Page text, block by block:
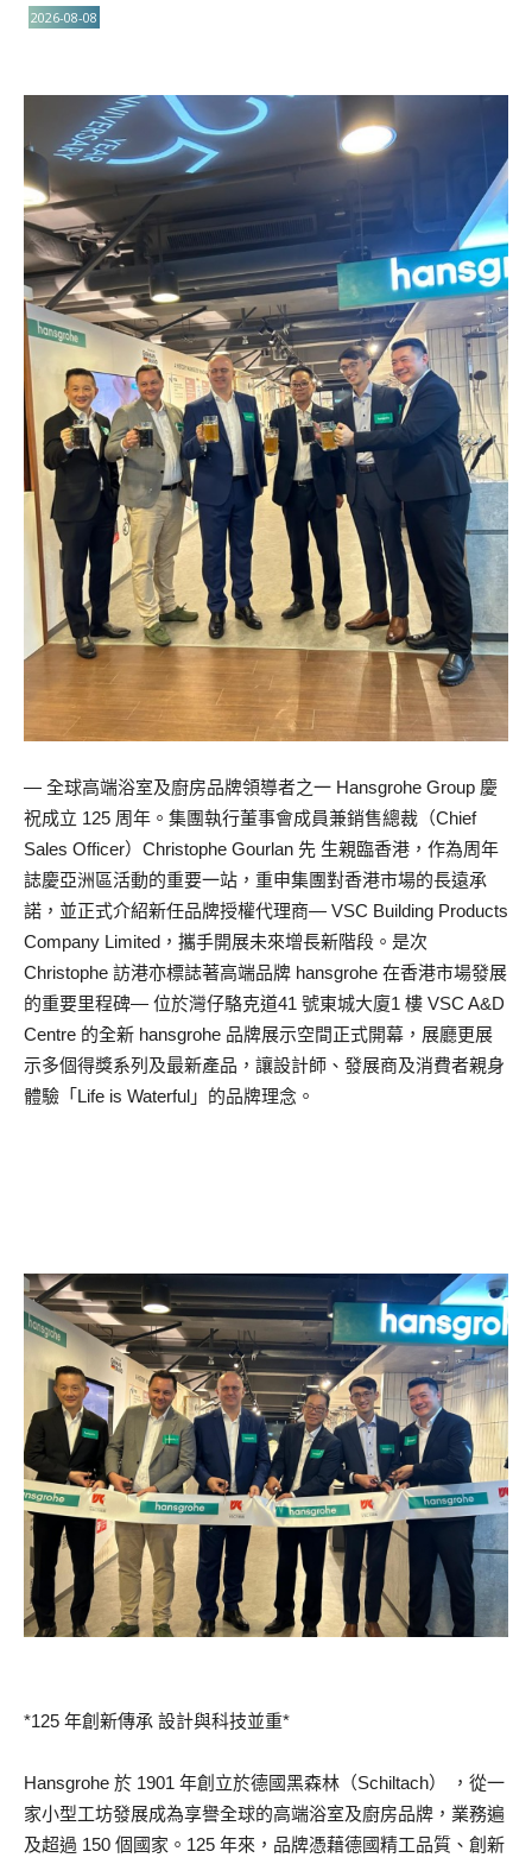
2026-08-08
— 全球高端浴室及廚房品牌領導者之一 Hansgrohe Group 慶
祝成立 125 周年。集團執行董事會成員兼銷售總裁（Chief
Sales Officer）Christophe Gourlan 先 生親臨香港，作為周年
誌慶亞洲區活動的重要一站，重申集團對香港市場的長遠承
諾，並正式介紹新任品牌授權代理商— VSC Building Products
Company Limited，攜手開展未來增長新階段。是次
Christophe 訪港亦標誌著高端品牌 hansgrohe 在香港市場發展
的重要里程碑— 位於灣仔駱克道41 號東城大廈1 樓 VSC A&D
Centre 的全新 hansgrohe 品牌展示空間正式開幕，展廳更展
示多個得獎系列及最新產品，讓設計師、發展商及消費者親身
體驗「Life is Waterful」的品牌理念。
*125 年創新傳承 設計與科技並重*
Hansgrohe 於 1901 年創立於德國黑森林（Schiltach） ，從一
家小型工坊發展成為享譽全球的高端浴室及廚房品牌，業務遍
及超過 150 個國家。125 年來，品牌憑藉德國精工品質、創新